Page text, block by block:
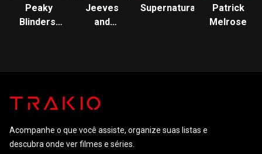
Peaky
Blinders:
Jeeves
and
Supernatural
Patrick
Melrose
Acompanhe o que você assiste, organize suas listas e
descubra onde ver filmes e séries.